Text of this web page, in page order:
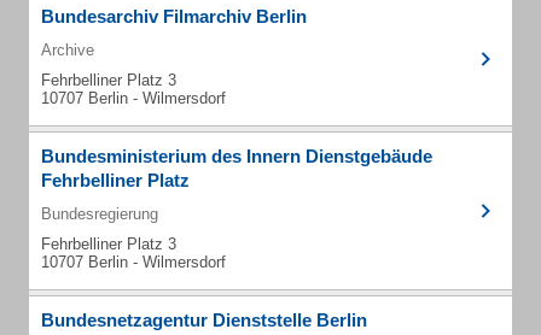
Bundesarchiv Filmarchiv Berlin
Archive
Fehrbelliner Platz 3
10707 Berlin - Wilmersdorf
Bundesministerium des Innern Dienstgebäude
Fehrbelliner Platz
Bundesregierung
Fehrbelliner Platz 3
10707 Berlin - Wilmersdorf
Bundesnetzagentur Dienststelle Berlin